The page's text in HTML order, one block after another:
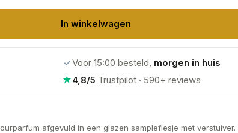
In winkelwagen
✓Voor 15:00 besteld, morgen in huis
★4,8/5 Trustpilot · 590+ reviews
afgevuld in een glazen sampleflesje met